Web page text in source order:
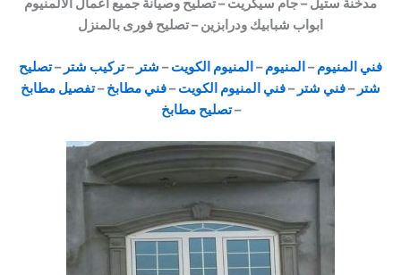
مدخنة ستيل –جام سيكريت – تصليح وصيانة جميع اعمال الالمنيوم
ابواب شبابيك ودرابزين – تصليح فورى بالمنزل
فني المنيوم– المنيوم– المنيوم الكويت– شتر –تركيب شتر –تصليح
شتر –فني شتر –فني المنيوم الكويت–فني مطابخ–تفصيل مطابخ
–تصليح مطابخ